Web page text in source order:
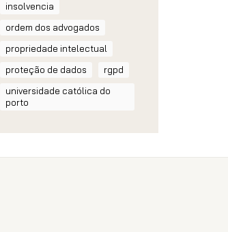
insolvencia
ordem dos advogados
propriedade intelectual
proteção de dados
rgpd
universidade católica do
porto